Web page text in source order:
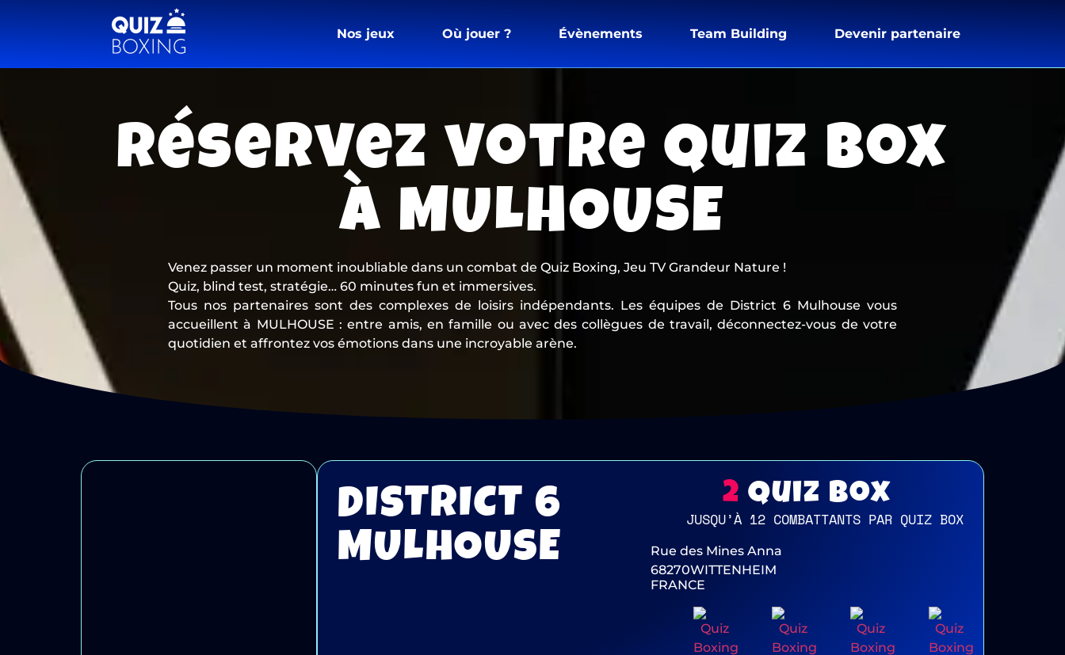
Nos jeux Où jouer ? Évènements Team Building Devenir partenaire
Réservez votre Quiz Box
à MULHOUSE
Venez passer un moment inoubliable dans un combat de Quiz Boxing, Jeu TV Grandeur Nature !
Quiz, blind test, stratégie… 60 minutes fun et immersives.
Tous nos partenaires sont des complexes de loisirs indépendants. Les équipes de District 6 Mulhouse vous
accueillent à MULHOUSE : entre amis, en famille ou avec des collègues de travail, déconnectez-vous de votre
quotidien et affrontez vos émotions dans une incroyable arène.
DISTRICT 6
MULHOUSE
2 Quiz Box
JUSQU’À 12 COMBATTANTS PAR QUIZ BOX
Rue des Mines Anna
68270WITTENHEIM
FRANCE